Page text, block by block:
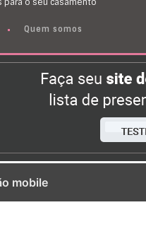
Quem somos
mobile